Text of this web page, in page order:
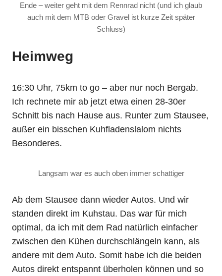
Ende – weiter geht mit dem Rennrad nicht (und ich glaub
auch mit dem MTB oder Gravel ist kurze Zeit später
Schluss)
Heimweg
16:30 Uhr, 75km to go – aber nur noch Bergab.
Ich rechnete mir ab jetzt etwa einen 28-30er
Schnitt bis nach Hause aus. Runter zum Stausee,
außer ein bisschen Kuhfladenslalom nichts
Besonderes.
Langsam war es auch oben immer schattiger
Ab dem Stausee dann wieder Autos. Und wir
standen direkt im Kuhstau. Das war für mich
optimal, da ich mit dem Rad natürlich einfacher
zwischen den Kühen durchschlängeln kann, als
andere mit dem Auto. Somit habe ich die beiden
Autos direkt entspannt überholen können und so